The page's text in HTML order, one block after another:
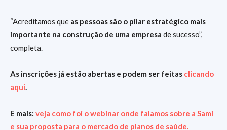
“Acreditamos que as pessoas são o pilar estratégico mais
importante na construção de uma empresa de sucesso”,
completa.
As inscrições já estão abertas e podem ser feitas clicando
aqui.
E mais: veja como foi o webinar onde falamos sobre a Sami
e sua proposta para o mercado de planos de saúde.